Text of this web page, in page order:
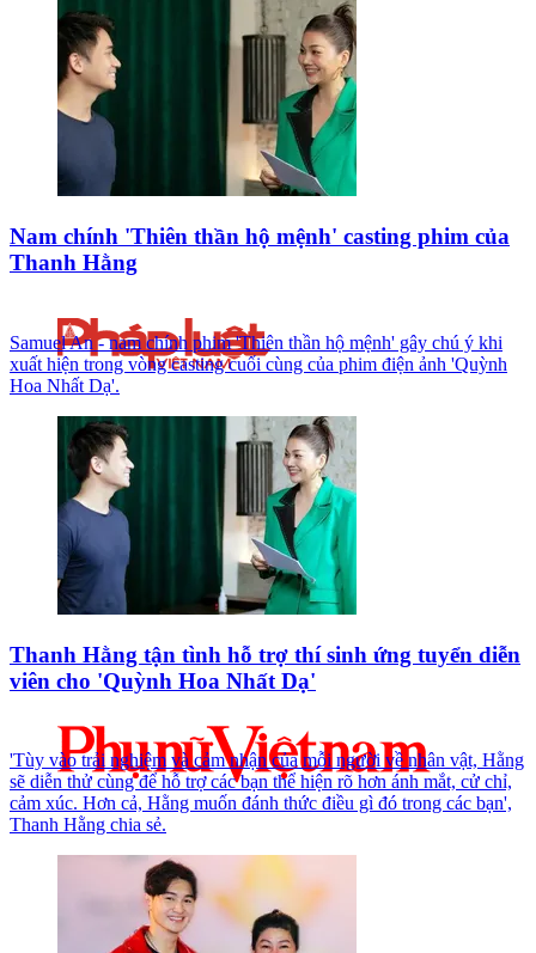
Nam chính 'Thiên thần hộ mệnh' casting phim của
Thanh Hằng
Samuel An - nam chính phim 'Thiên thần hộ mệnh' gây chú ý khi
xuất hiện trong vòng casting cuối cùng của phim điện ảnh 'Quỳnh
Hoa Nhất Dạ'.
Thanh Hằng tận tình hỗ trợ thí sinh ứng tuyển diễn
viên cho 'Quỳnh Hoa Nhất Dạ'
'Tùy vào trải nghiệm và cảm nhận của mỗi người về nhân vật, Hằng
sẽ diễn thử cùng để hỗ trợ các bạn thể hiện rõ hơn ánh mắt, cử chỉ,
cảm xúc. Hơn cả, Hằng muốn đánh thức điều gì đó trong các bạn',
Thanh Hằng chia sẻ.